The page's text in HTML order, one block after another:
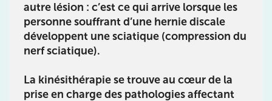
autre lésion : c’est ce qui arrive lorsque les
personne souffrant d’une hernie discale
développent une sciatique (compression du
nerf sciatique).
La kinésithérapie se trouve au cœur de la
prise en charge des pathologies affectant
IK BOULOGNE
3 Av. André Morizet 92100 Boulogne-
3 Av. André Morizet 92100 Boulogne-Billancourt
01 48 25 34 79